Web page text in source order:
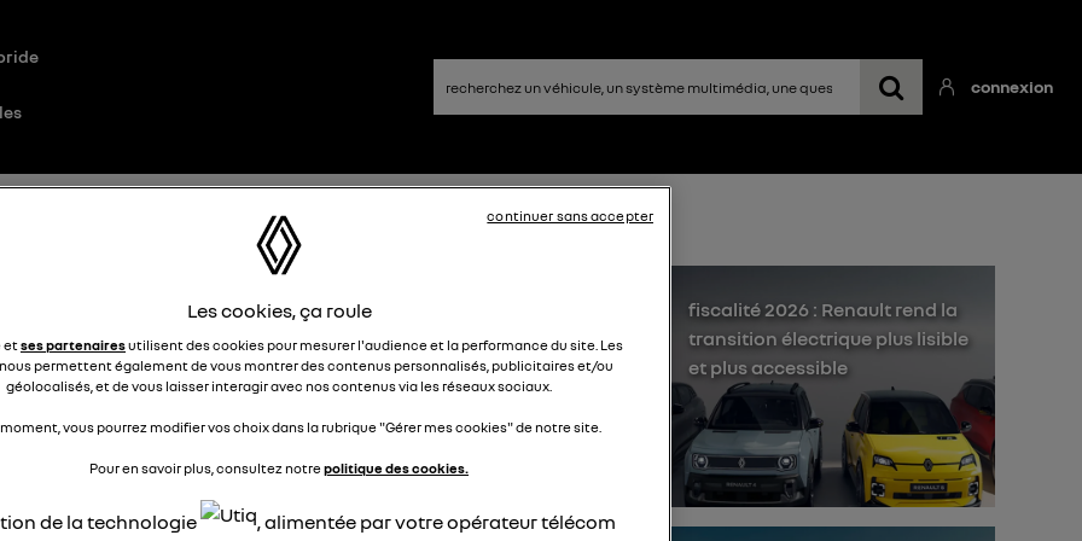
connexion
green up
domdom
Le17 décembre 2020à00:15
il vraiment un disjoncteur HPi pour la protection de la prise, j'ai
diff 30Ma type A et je pourrai installer un portes fusibles dont
de coupure est aussi tres élevé, je sais que les fusibles
plus d'actualité mais ils sont toujours de bonne protection.
fiscalité 2026 : Renault rend la
transition électrique plus lisible
et plus accessible
Les cookies, ça roule
etses partenairesutilisent des cookies pour mesurer l'audience et la performance du site. Les
permettent également de vous montrer des contenus personnalisés, publicitaires et/ou
géolocalisés, et de vous laisser interagir avec nos contenus via les réseaux sociaux.
vous pourrez modifier vos choix dans la rubrique "Gérer mes cookies" de notre site.
Pour en savoir plus, consultez notrepolitique des cookies.
de la technologie
, alimentée par votre opérateur télécom
continuer sans accepter